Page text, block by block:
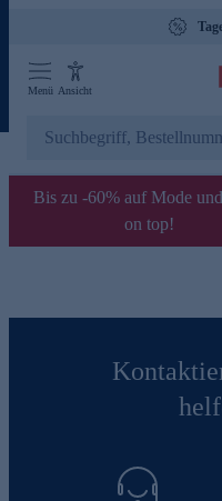
Menü Ansicht
Bis zu -60% auf Mode
on top!